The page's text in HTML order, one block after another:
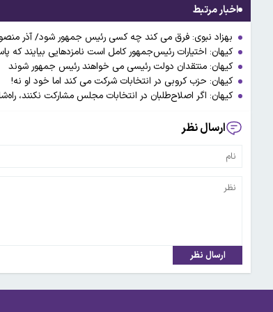
اخبار مرتبط
بهزاد نبوی: فرق می کند چه کسی رئیس جمهور شود/ آذر منصوری: نتیجه
کیهان: اختیارات رئیس‌جمهور کامل است نامزدهایی بیایند که
کیهان: منتقدان دولت رئیسی می خواهند رئیس جمهور شوند
کیهان: حزب کروبی در انتخابات شرکت می کند اما خود او نه!
کیهان: اگر اصلاح‌طلبان در انتخابات مجلس مشارکت نکنند،
ارسال نظر
ارسال نظر